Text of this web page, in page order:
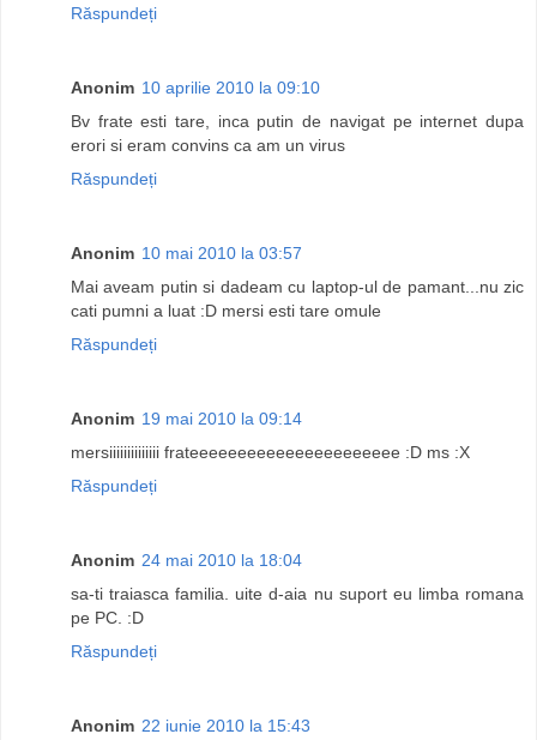
Răspundeți
Anonim 10 aprilie 2010 la 09:10
Bv frate esti tare, inca putin de navigat pe internet dupa
erori si eram convins ca am un virus
Răspundeți
Anonim 10 mai 2010 la 03:57
Mai aveam putin si dadeam cu laptop-ul de pamant...nu zic
cati pumni a luat :D mersi esti tare omule
Răspundeți
Anonim 19 mai 2010 la 09:14
mersiiiiiiiiiiiiii frateeeeeeeeeeeeeeeeeeeeee :D ms :X
Răspundeți
Anonim 24 mai 2010 la 18:04
sa-ti traiasca familia. uite d-aia nu suport eu limba romana
pe PC. :D
Răspundeți
Anonim 22 iunie 2010 la 15:43